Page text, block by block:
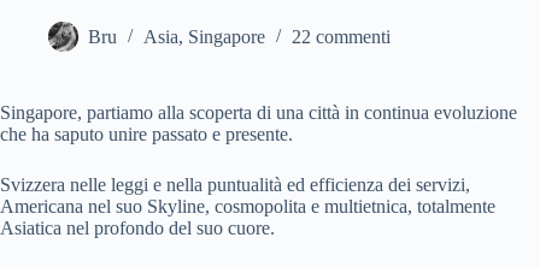
Bru Asia, Singapore 22 commenti
Singapore, partiamo alla scoperta di una città in continua evoluzione
che ha saputo unire passato e presente.
Svizzera nelle leggi e nella puntualità ed efficienza dei servizi,
Americana nel suo Skyline, cosmopolita e multietnica, totalmente
Asiatica nel profondo del suo cuore.